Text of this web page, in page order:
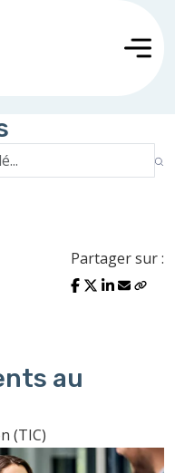
Partager sur :
au
(TIC)